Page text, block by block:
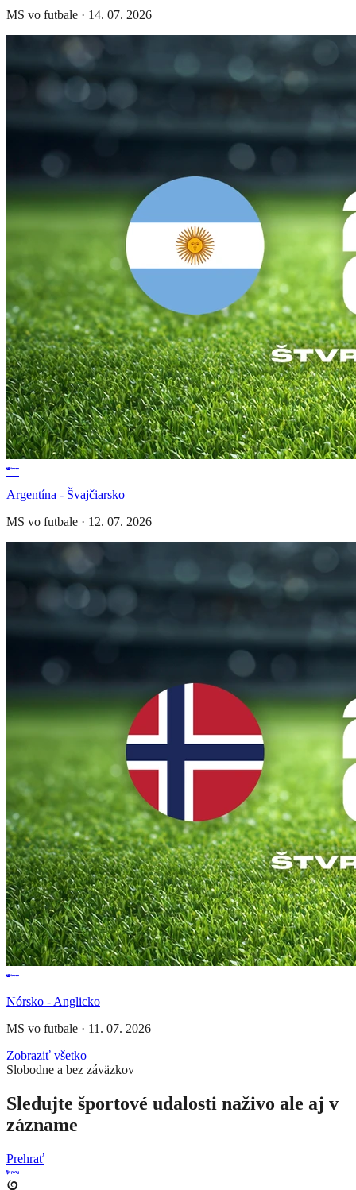
MS vo futbale · 14. 07. 2026
Argentína - Švajčiarsko
MS vo futbale · 12. 07. 2026
Nórsko - Anglicko
MS vo futbale · 11. 07. 2026
Zobraziť všetko
Slobodne a bez záväzkov
Sledujte športové udalosti naživo ale aj v
zázname
Prehrať